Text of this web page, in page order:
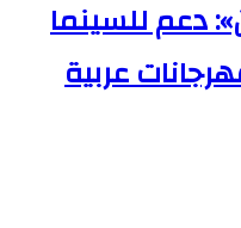
دعم للسينما
عربية